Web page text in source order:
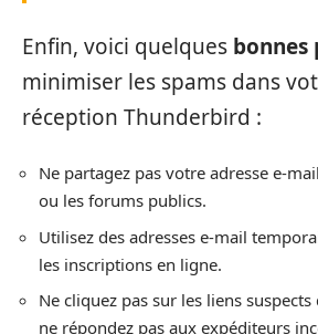
Enfin, voici quelques bonnes
minimiser les spams dans
réception Thunderbird :
Ne partagez pas votre adresse e-
ou les forums publics.
Utilisez des adresses e-mail
les inscriptions en ligne.
Ne cliquez pas sur les liens
ne répondez pas aux expéditeurs